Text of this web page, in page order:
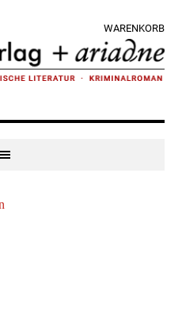
WARENKORB